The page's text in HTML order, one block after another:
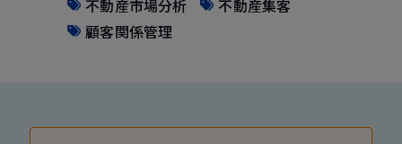
不動産市場分析
不動産集客
顧客関係管理